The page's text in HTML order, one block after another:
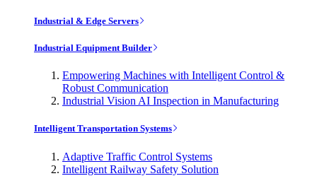
Industrial & Edge Servers
Industrial Equipment Builder
Empowering Machines with Intelligent Control &
Robust Communication
Industrial Vision AI Inspection in Manufacturing
Intelligent Transportation Systems
Adaptive Traffic Control Systems
Intelligent Railway Safety Solution